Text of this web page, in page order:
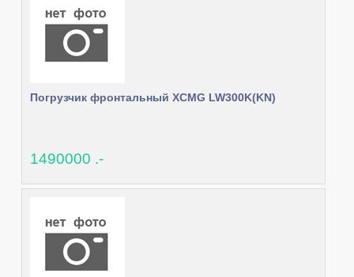
Погрузчик фронтальный XCMG LW300K(KN)
1490000 .-